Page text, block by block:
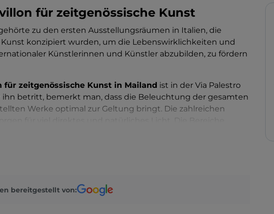
für zeitgenössische Kunst
zu den ersten Ausstellungsräumen in Italien, die
konzipiert wurden, um die Lebenswirklichkeiten und
Künstlerinnen und Künstler abzubilden, zu fördern
für zeitgenössische Kunst in Mailand ist in der Via Palestro
betritt, bemerkt man, dass die Beleuchtung der gesamten
Werke optimal zur Geltung bringt. Die zahlreichen
auf ein Minimum reduziert.
Tony Oursler und viele andere. Zudem gab und gibt es
zu entdecken. Darüber hinaus erwarten Sie Aktivitäten
bereitgestellt von: